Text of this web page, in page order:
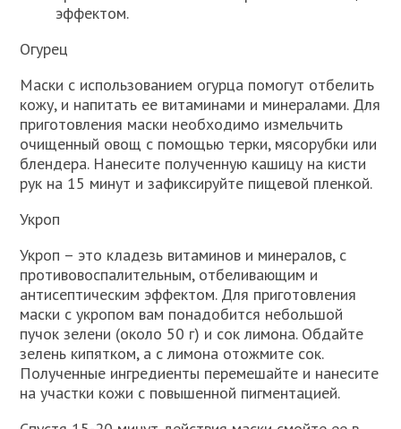
эффектом.
Огурец
Маски с использованием огурца помогут отбелить
кожу, и напитать ее витаминами и минералами. Для
приготовления маски необходимо измельчить
очищенный овощ с помощью терки, мясорубки или
блендера. Нанесите полученную кашицу на кисти
рук на 15 минут и зафиксируйте пищевой пленкой.
Укроп
Укроп – это кладезь витаминов и минералов, с
противовоспалительным, отбеливающим и
антисептическим эффектом. Для приготовления
маски с укропом вам понадобится небольшой
пучок зелени (около 50 г) и сок лимона. Обдайте
зелень кипятком, а с лимона отожмите сок.
Полученные ингредиенты перемешайте и нанесите
на участки кожи с повышенной пигментацией.